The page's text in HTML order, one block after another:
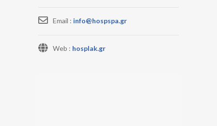
Email : info@hospspa.gr
Web : hosplak.gr